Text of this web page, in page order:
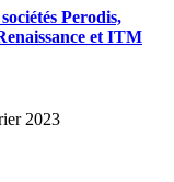
Perodis,
et ITM
2023